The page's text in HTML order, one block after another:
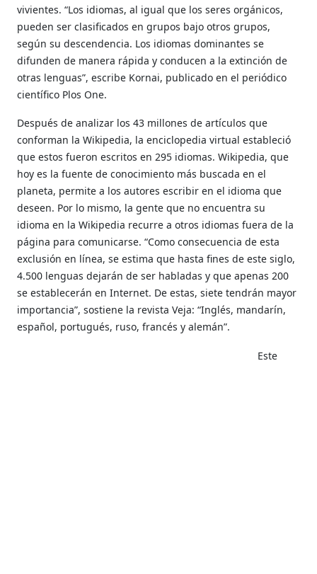
vivientes. “Los idiomas, al igual que los seres orgánicos,
pueden ser clasificados en grupos bajo otros grupos,
según su descendencia. Los idiomas dominantes se
difunden de manera rápida y conducen a la extinción de
otras lenguas”, escribe Kornai, publicado en el periódico
científico Plos One.
Después de analizar los 43 millones de artículos que
conforman la Wikipedia, la enciclopedia virtual estableció
que estos fueron escritos en 295 idiomas. Wikipedia, que
hoy es la fuente de conocimiento más buscada en el
planeta, permite a los autores escribir en el idioma que
deseen. Por lo mismo, la gente que no encuentra su
idioma en la Wikipedia recurre a otros idiomas fuera de la
página para comunicarse. “Como consecuencia de esta
exclusión en línea, se estima que hasta fines de este siglo,
4.500 lenguas dejarán de ser habladas y que apenas 200
se establecerán en Internet. De estas, siete tendrán mayor
importancia”, sostiene la revista Veja: “Inglés, mandarín,
español, portugués, ruso, francés y alemán”.
Este